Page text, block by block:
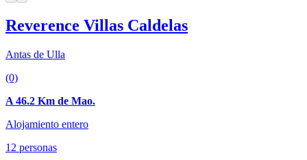
Reverence Villas Caldelas
Antas de Ulla
(0)
A 46.2 Km de Mao.
Alojamiento entero
12 personas